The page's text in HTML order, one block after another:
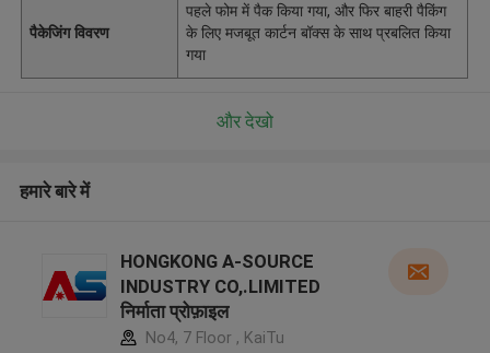
पैकेजिंग विवरण
पहले फोम में पैक किया गया, और फिर बाहरी पैकिंग
के लिए मजबूत कार्टन बॉक्स के साथ प्रबलित किया
गया
और देखो
हमारे बारे में
HONGKONG A-SOURCE
INDUSTRY CO,.LIMITED
निर्माता प्रोफ़ाइल
No4, 7 Floor , KaiTu